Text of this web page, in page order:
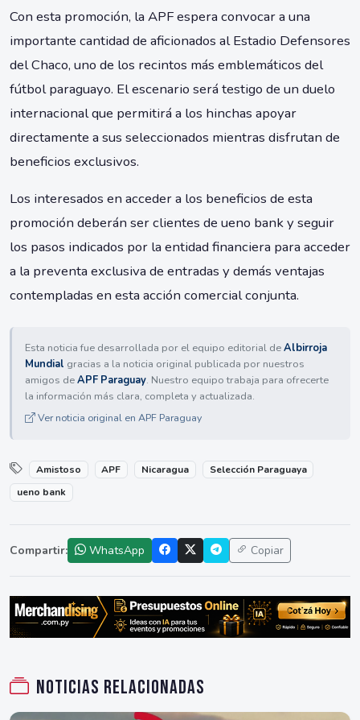
Con esta promoción, la APF espera convocar a una
importante cantidad de aficionados al Estadio Defensores
del Chaco, uno de los recintos más emblemáticos del
fútbol paraguayo. El escenario será testigo de un duelo
internacional que permitirá a los hinchas apoyar
directamente a sus seleccionados mientras disfrutan de
beneficios exclusivos.
Los interesados en acceder a los beneficios de esta
promoción deberán ser clientes de ueno bank y seguir
los pasos indicados por la entidad financiera para acceder
a la preventa exclusiva de entradas y demás ventajas
contempladas en esta acción comercial conjunta.
Esta noticia fue desarrollada por el equipo editorial deAlbirroja
Mundial gracias a la noticia original publicada por nuestros
amigos deAPF Paraguay. Nuestro equipo trabaja para ofrecerte
la información más clara, completa y actualizada.
Ver noticia original en APF Paraguay
Amistoso APF Nicaragua
Selección Paraguaya
ueno bank
Compartir: WhatsApp Copiar
Noticias relacionadas